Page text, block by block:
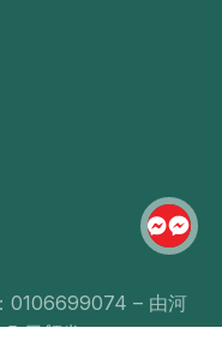
0106699074 – 由河
5 日颁发